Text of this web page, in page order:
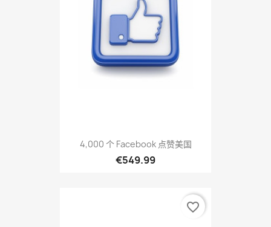
4,000 个 Facebook 点赞美国
€549.99
favorite_border